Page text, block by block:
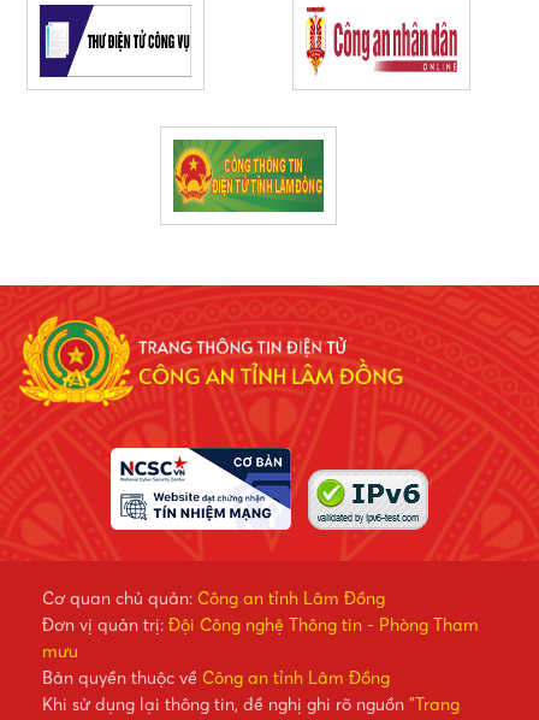
Cơ quan chủ quản: Công an tỉnh Lâm Đồng
Đơn vị quản trị: Đội Công nghệ Thông tin - Phòng Tham
mưu
Bản quyền thuộc về Công an tỉnh Lâm Đồng
Khi sử dụng lại thông tin, đề nghị ghi rõ nguồn "Trang